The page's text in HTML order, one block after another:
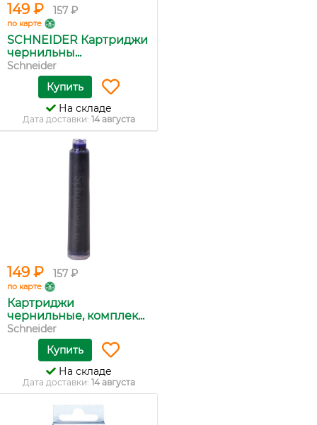
149 ₽ 157 ₽
по карте
SCHNEIDER Картриджи
чернильны...
Schneider
Купить
На складе
Дата доставки: 14 августа
149 ₽ 157 ₽
по карте
Картриджи
чернильные, комплек...
Schneider
Купить
На складе
Дата доставки: 14 августа